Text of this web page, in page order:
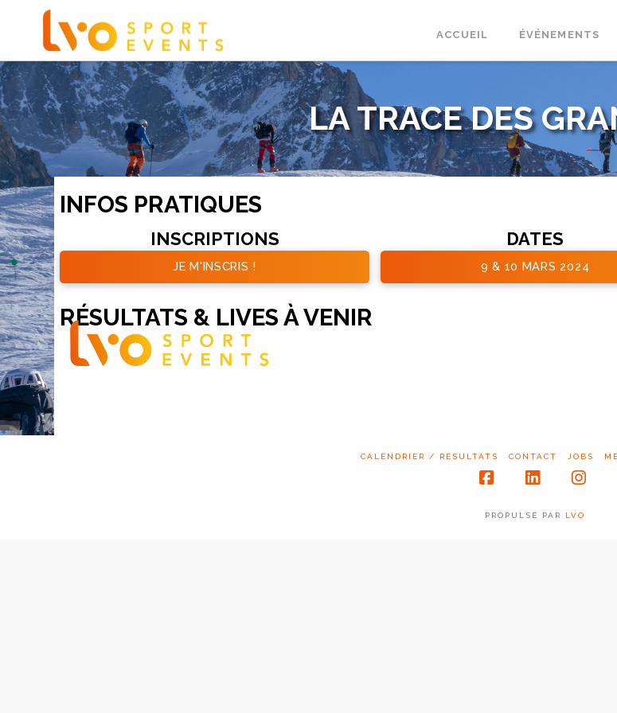
ACCUEIL ÉVÉNEMENTS
LA TRACE DES
INFOS PRATIQUES
INSCRIPTIONS
JE M'INSCRIS !
DATES
9 & 10 MARS 2024
RÉSULTATS & LIVES À VENIR
CALENDRIER / RÉSULTATS CONTACT JOBS
PROPULSÉ PAR LVO